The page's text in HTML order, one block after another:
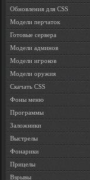
Обновления для CSS
Модели перчаток
Готовые сервера
Модели админов
Модели игроков
Модели оружия
Скачать CSS
Фоны меню
Программы
Заложники
Выстрелы
Фонарики
Прицелы
Взрывы